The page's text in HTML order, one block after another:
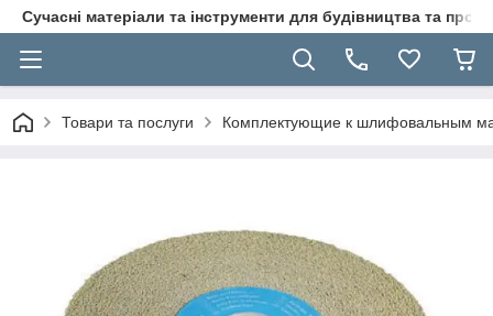
Сучасні матеріали та інструменти для будівництва та
Товари та послуги Комплектующие к шлифовальным